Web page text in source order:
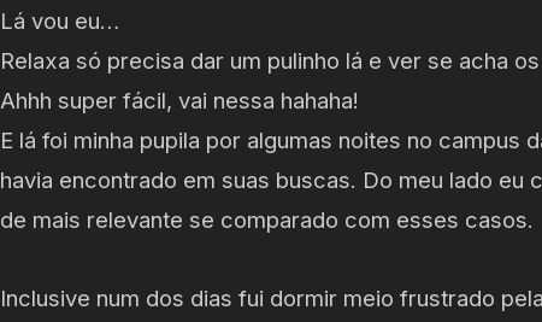
Lá vou eu…
Relaxa só precisa dar um pulinho lá e ver se acha
Ahhh super fácil, vai nessa hahaha!
E lá foi minha pupila por algumas noites no campus
havia encontrado em suas buscas. Do meu lado eu
de mais relevante se comparado com esses casos.
Inclusive num dos dias fui dormir meio frustrado